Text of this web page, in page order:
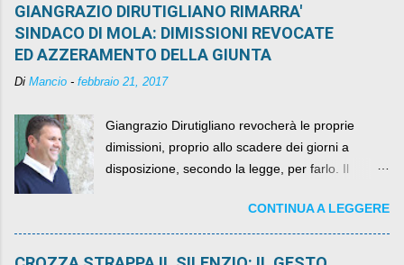
GIANGRAZIO DIRUTIGLIANO RIMARRA'
SINDACO DI MOLA: DIMISSIONI REVOCATE
ED AZZERAMENTO DELLA GIUNTA
Di Mancio - febbraio 21, 2017
Giangrazio Dirutigliano revocherà le proprie
dimissioni, proprio allo scadere dei giorni a
disposizione, secondo la legge, per farlo. Il
quelli che si auspicavano il contrario.CONTINUA A LEGGERE